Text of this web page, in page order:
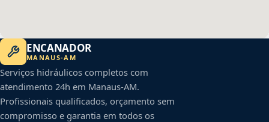
ENCANADOR
MANAUS-AM
Serviços hidráulicos completos com
atendimento 24h em Manaus-AM.
Profissionais qualificados, orçamento sem
compromisso e garantia em todos os